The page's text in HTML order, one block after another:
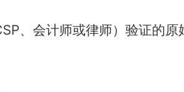
、会计师或律师）验证的原